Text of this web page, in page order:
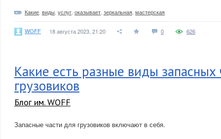
Какие виды услуг оказывает зеркальная мастерская
WOFF 18 августа 2023, 21:20 0 626
Какие есть разные виды запасных
грузовиков
Блог им. WOFF
Запасные части для грузовиков включают в себя.